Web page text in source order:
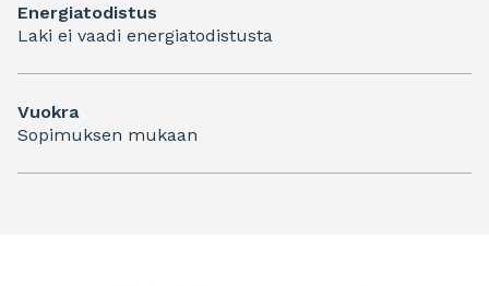
Energiatodistus
Laki ei vaadi energiatodistusta
Vuokra
Sopimuksen mukaan